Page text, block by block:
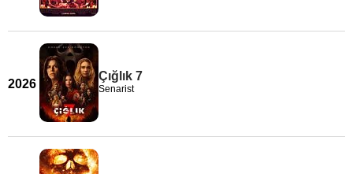
2026
Çığlık 7
Senarist